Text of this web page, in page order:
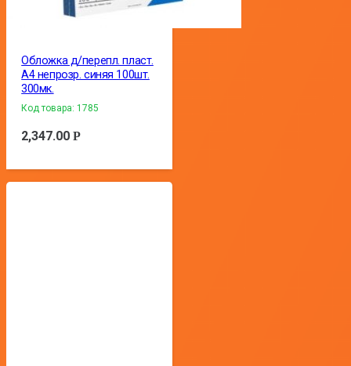
Обложка д/перепл. пласт.
А4 непрозр. синяя 100шт.
300мк.
Код товара: 1785
2,347.00Р